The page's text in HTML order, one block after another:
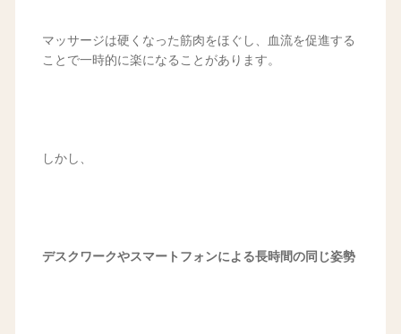
マッサージは硬くなった筋肉をほぐし、血流を促進する
ことで一時的に楽になることがあります。
しかし、
デスクワークやスマートフォンによる長時間の同じ姿勢